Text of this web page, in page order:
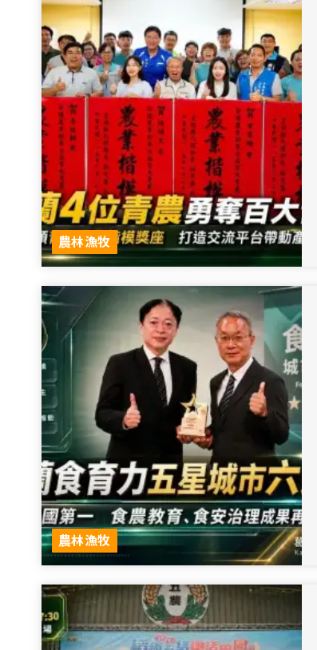
農林漁牧
農林漁牧